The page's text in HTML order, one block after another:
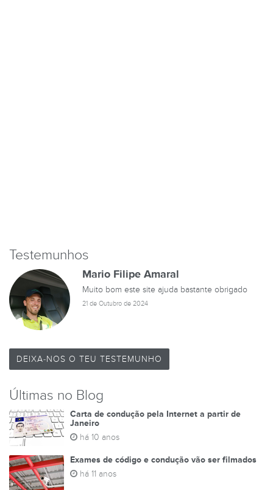
Testemunhos
Mario Filipe Amaral
Muito bom este site ajuda bastante obrigado
21 de Outubro de 2024
DEIXA-NOS O TEU TESTEMUNHO
Últimas no Blog
Carta de condução pela Internet a partir de
Janeiro
há 10 anos
Exames de código e condução vão ser filmados
há 11 anos